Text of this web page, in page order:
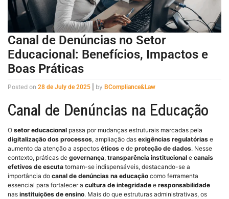
Canal de Denúncias no Setor
Educacional: Benefícios, Impactos e
Boas Práticas
Posted on 28 de July de 2025 by BCompliance&Law
Canal de Denúncias na Educação
O setor educacional passa por mudanças estruturais marcadas pela
digitalização dos processos, ampliação das exigências regulatórias e
aumento da atenção a aspectos éticos e de proteção de dados. Nesse
contexto, práticas de governança, transparência institucional e canais
efetivos de escuta tornam-se indispensáveis, destacando-se a
importância do canal de denúncias na educação como ferramenta
essencial para fortalecer a cultura de integridade e responsabilidade
nas instituições de ensino. Mais do que estruturas administrativas, os